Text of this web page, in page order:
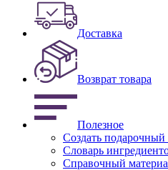
Доставка
Возврат товара
Полезное
Создать подарочный
Словарь
Справочный